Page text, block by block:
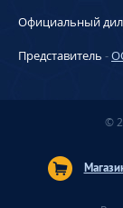
Официальный
Представитель -
©